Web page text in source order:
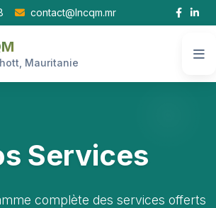
contact@lncqm.mr
Mauritanie
Services
complète des services offerts